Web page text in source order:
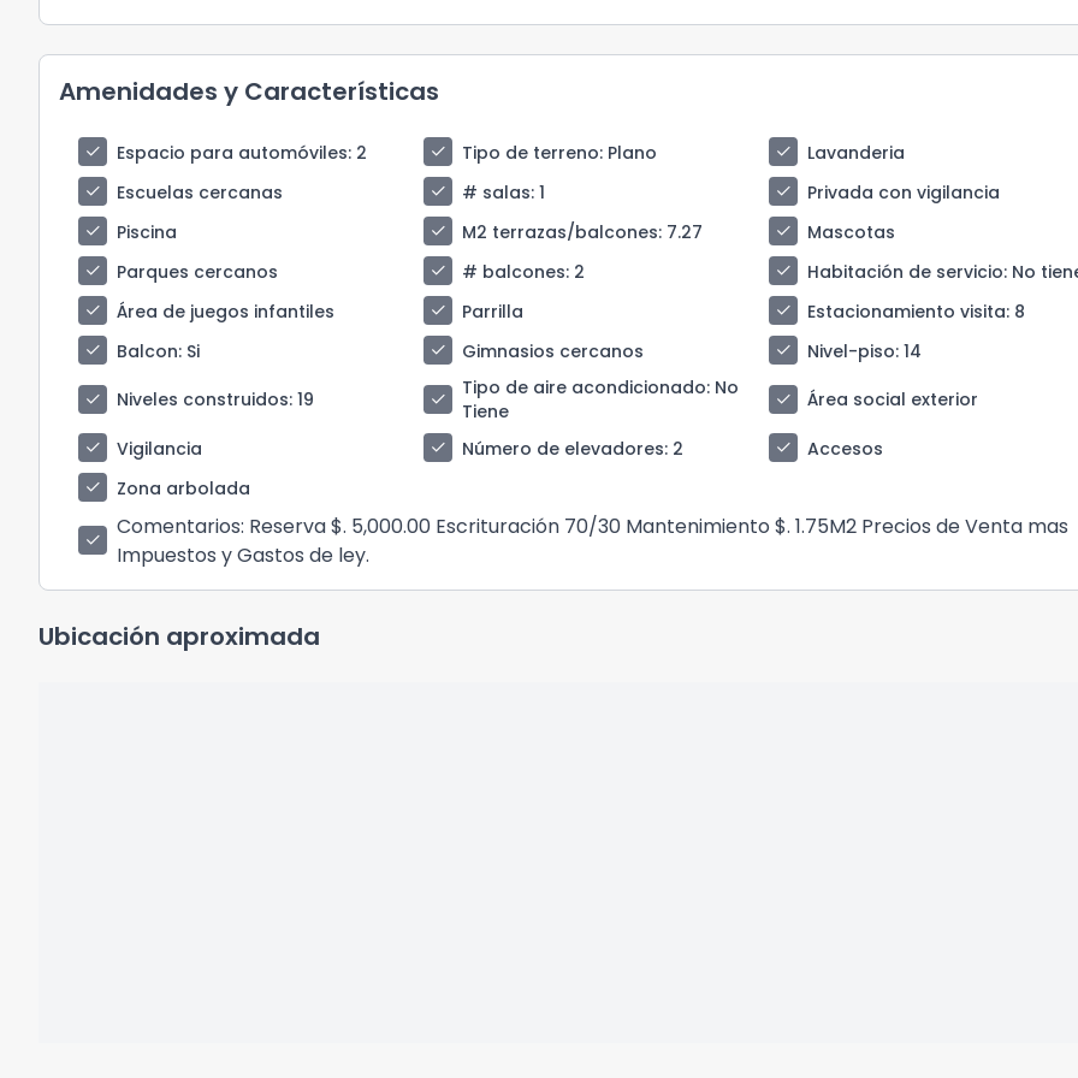
Amenidades y Características
check Espacio para automóviles: 2 check Tipo de terreno: Plano check
Lavanderia
check
Escuelas cercanas check # salas: 1 check
Privada con vigilancia
check
Piscina check M2 terrazas/balcones: 7.27 check
Mascotas
check
Parques cercanos check # balcones: 2 check Habitación de servicio: No
check
Área de juegos infantiles check Parrilla check Estacionamiento visita: 8
check
Balcon: Si check Gimnasios cercanos check Nivel-piso: 14
check
Niveles construidos: 19 check Tipo de aire acondicionado: No
Tiene
check
Área social exterior
check
Vigilancia check Número de elevadores: 2 check
Accesos
check
Zona arbolada
check Comentarios: Reserva $. 5,000.00 Escrituración 70/30 Mantenimiento $. 1.75M2 Precios de Venta mas
Impuestos y Gastos de ley.
Ubicación aproximada